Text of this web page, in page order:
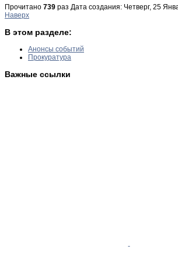
Прочитано 739 раз Дата создания: Четверг, 25
Наверх
В этом разделе:
Анонсы событий
Прокуратура
Важные ссылки